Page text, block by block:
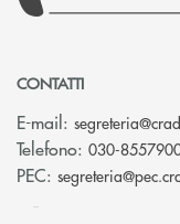
CONTATTI
E-mail:
Telefono: 030-
PEC: